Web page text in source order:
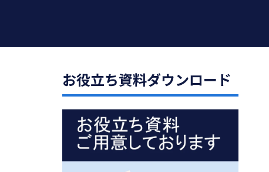
お役立ち資料ダウンロード